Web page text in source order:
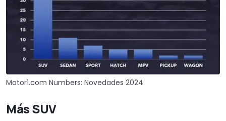
Motor1.com Numbers: Novedades 2024
Más SUV